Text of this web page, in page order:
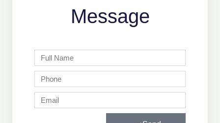
Message
Full
Name
Phone
Email